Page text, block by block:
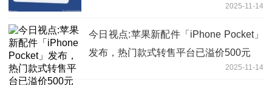
2025-11-14
今日视点:苹果新配件「iPhone Pocket」
发布，热门款式转售平台已溢价500元
2025-11-14